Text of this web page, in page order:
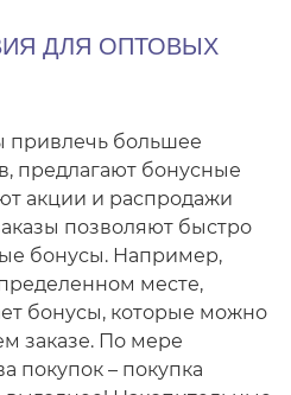
ДЛЯ ОПТОВЫХ
привлечь большее
предлагают бонусные
акции и распродажи
позволяют быстро
бонусы. Например,
месте,
бонусы, которые можно
заказе. По мере
покупок – покупка